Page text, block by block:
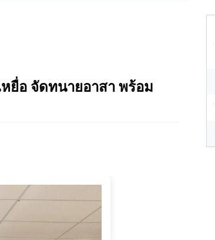
ยื่อ จัดทนายอาสา พร้อม